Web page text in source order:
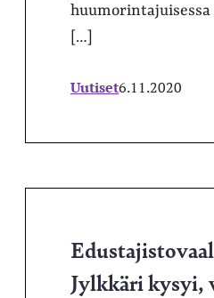
huumorintajuisessa
[…]
Uutiset6.11.2020
Jylkkäri